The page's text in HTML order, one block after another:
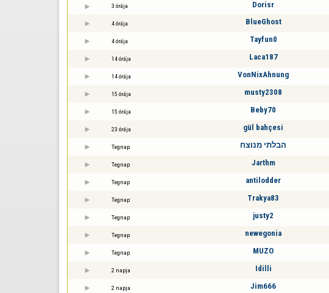
3 órája Dorisr
4 órája BlueGhost
4 órája Tayfun0
14 órája Laca187
14 órája VonNixAhnung
15 órája musty2308
15 órája Beby70
23 órája gül bahçesi
Tegnap הבלתי מנוצח
Tegnap Jarthm
Tegnap antilodder
Tegnap Trakya83
Tegnap justy2
Tegnap newegonia
Tegnap MUZO
2 napja Idilli
2 napja Jim666